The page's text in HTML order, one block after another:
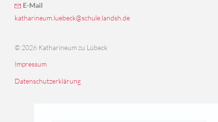
E-Mail
katharineum.luebeck@schule.landsh.de
© 2026 Katharineum zu Lübeck
Impressum
Datenschutzerklärung